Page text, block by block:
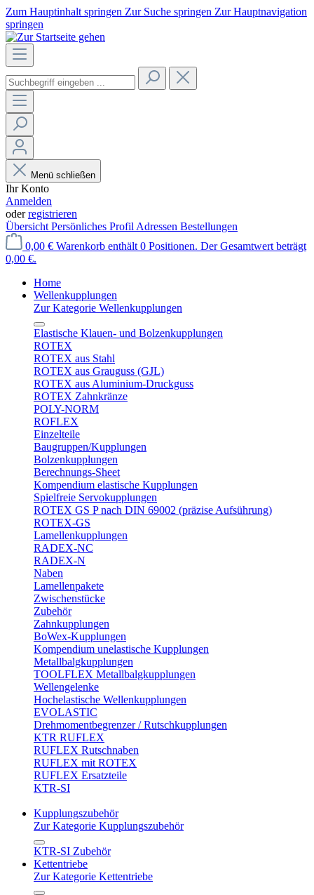
Zum Hauptinhalt springen Zur Suche springen Zur Hauptnavigation
springen
Menü schließen
Ihr Konto
Anmelden
oderregistrieren
Übersicht Persönliches Profil Adressen Bestellungen
0,00 € Warenkorb enthält 0 Positionen. Der Gesamtwert beträgt
0,00 €.
Home
Wellenkupplungen
Zur Kategorie Wellenkupplungen
Elastische Klauen- und Bolzenkupplungen
ROTEX
ROTEX aus Stahl
ROTEX aus Grauguss (GJL)
ROTEX aus Aluminium-Druckguss
ROTEX Zahnkränze
POLY-NORM
ROFLEX
Einzelteile
Baugruppen/Kupplungen
Bolzenkupplungen
Berechnungs-Sheet
Kompendium elastische Kupplungen
Spielfreie Servokupplungen
ROTEX GS P nach DIN 69002 (präzise Aufsührung)
ROTEX-GS
Lamellenkupplungen
RADEX-NC
RADEX-N
Naben
Lamellenpakete
Zwischenstücke
Zubehör
Zahnkupplungen
BoWex-Kupplungen
Kompendium unelastische Kupplungen
Metallbalgkupplungen
TOOLFLEX Metallbalgkupplungen
Wellengelenke
Hochelastische Wellenkupplungen
EVOLASTIC
Drehmomentbegrenzer / Rutschkupplungen
KTR RUFLEX
RUFLEX Rutschnaben
RUFLEX mit ROTEX
RUFLEX Ersatzteile
KTR-SI
Kupplungszubehör
Zur Kategorie Kupplungszubehör
KTR-SI Zubehör
Kettentriebe
Zur Kategorie Kettentriebe